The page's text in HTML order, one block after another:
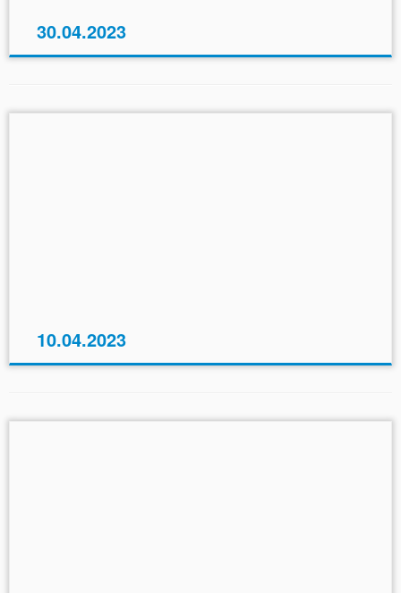
30.04.2023
10.04.2023